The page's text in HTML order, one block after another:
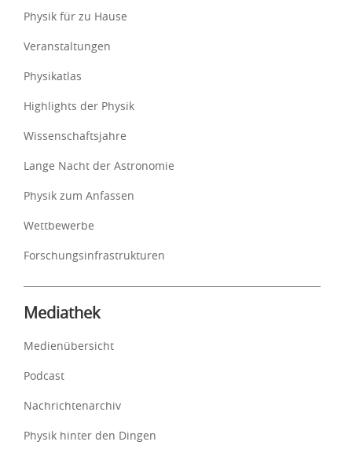
Physik für zu Hause
Veranstaltungen
Physikatlas
Highlights der Physik
Wissenschaftsjahre
Lange Nacht der Astronomie
Physik zum Anfassen
Wettbewerbe
Forschungsinfrastrukturen
Mediathek
Medienübersicht
Podcast
Nachrichtenarchiv
Physik hinter den Dingen